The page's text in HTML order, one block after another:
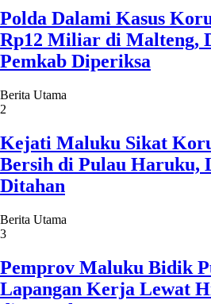
Polda Dalami Kasus
Rp12 Miliar di Malteng,
Pemkab Diperiksa
Berita Utama
2
Kejati Maluku Sikat
Bersih di Pulau Haruku,
Ditahan
Berita Utama
3
Pemprov Maluku Bidik
Lapangan Kerja Lewat